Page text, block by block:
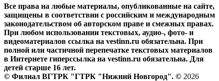
Все права на любые материалы, опубликованные на сайте,
защищены в соответствии с российским и международным
законодательством об авторском праве и смежных правах.
При любом использовании текстовых, аудио-, фото- и
видеоматериалов ссылка на vestinn.ru обязательна. При
полной или частичной перепечатке текстовых материалов
в Интернете гиперссылка на vestinn.ru обязательна. Для
детей старше 16 лет.
© Филиал ВГТРК "ГТРК "Нижний Новгород". © 2026